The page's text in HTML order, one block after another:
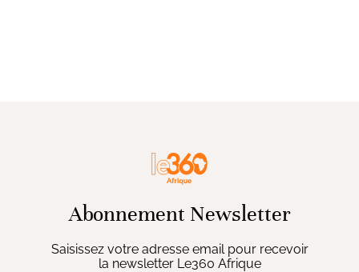
Abonnement Newsletter
Saisissez votre adresse email pour recevoir
la newsletter Le360 Afrique